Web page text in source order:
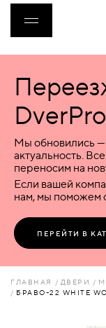
ДВЕРИ
ФУРНИТУРА
ВОРОТА
Мы обновились —
актуальность.
переносим на
Если вашей
нам, мы поможем
ПЕРЕЙТИ В
ГЛАВНАЯ ДВЕРИ
БРАВО-22 WHITE